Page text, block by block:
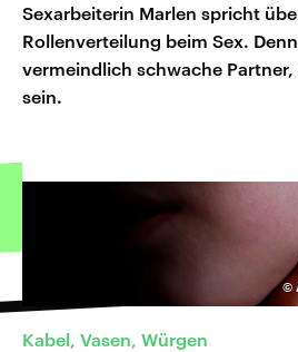
Sexarbeiterin Marlen spricht
Rollenverteilung beim Sex.
vermeindlich schwache
sein.
©
Kabel, Vasen, Würgen